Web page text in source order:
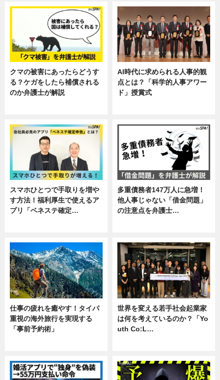
クマの被害にあったらどうす
る？ケガをしたら補償される
のか弁護士が解説
AI時代に求められる人事的観
点とは？「科学的人事アワー
ド」授賞式
スマホひとつで手取りを増や
す方法！福利厚生で使えるア
プリ「ベネステ確定…
多重債務者147万人に急増！
他人事じゃない「借金問題」
の注意点を弁護士…
仕事の疲れを癒やす！タイパ
重視の海外旅行を実現する
「事前予約術」
世界を変える若手社会起業家
は何を考えているのか？「Yo
uth Co:L…